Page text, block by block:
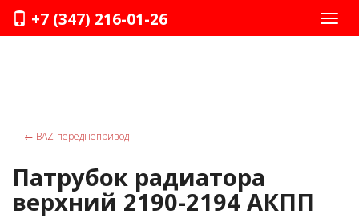
+7 (347) 216-01-26
← ВАZ-переднепривод
Патрубок радиатора
верхний 2190-2194 АКПП